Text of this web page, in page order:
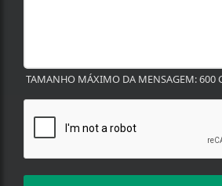
TAMANHO MÁXIMO DA MENSAGEM: 600